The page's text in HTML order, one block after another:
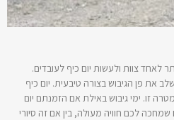
לאחד צוות ולעשות יום כיף לעובדים.
את פן הגיבוש בצורה טיבעית. יום כיף
זו. ימי גיבוש באילת אם הזמנתם יום
לכם חוויה מעולה, בין אם זה סיורי